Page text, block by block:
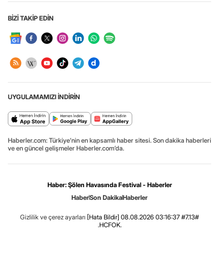
BİZİ TAKİP EDİN
UYGULAMAMIZI İNDİRİN
Haberler.com: Türkiye’nin en kapsamlı haber sitesi. Son dakika haberleri
ve en güncel gelişmeler Haberler.com’da.
Haber: Şölen Havasında Festival - Haberler
HaberSon DakikaHaberler
Gizlilik ve çerez ayarları [Hata Bildir] 08.08.2026 03:16:37 #7.13#
.HCFOK.